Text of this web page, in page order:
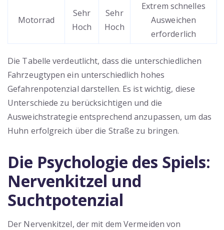
Motorrad
Sehr
Hoch
Sehr
Hoch
Extrem schnelles
Ausweichen
erforderlich
Die Tabelle verdeutlicht, dass die unterschiedlichen
Fahrzeugtypen ein unterschiedlich hohes
Gefahrenpotenzial darstellen. Es ist wichtig, diese
Unterschiede zu berücksichtigen und die
Ausweichstrategie entsprechend anzupassen, um das
Huhn erfolgreich über die Straße zu bringen.
Die Psychologie des Spiels:
Nervenkitzel und
Suchtpotenzial
Der Nervenkitzel, der mit dem Vermeiden von